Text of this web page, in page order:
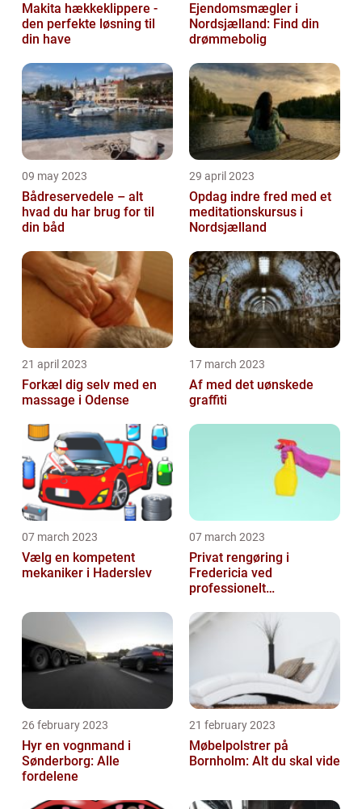
Makita hækkeklippere -
den perfekte løsning til
din have
Ejendomsmægler i
Nordsjælland: Find din
drømmebolig
09 may 2023
Bådreservedele – alt
hvad du har brug for til
din båd
29 april 2023
Opdag indre fred med et
meditationskursus i
Nordsjælland
21 april 2023
Forkæl dig selv med en
massage i Odense
17 march 2023
Af med det uønskede
graffiti
07 march 2023
Vælg en kompetent
mekaniker i Haderslev
07 march 2023
Privat rengøring i
Fredericia ved
professionelt
26 february 2023
Hyr en vognmand i
Sønderborg: Alle
fordelene
21 february 2023
Møbelpolstrer på
Bornholm: Alt du skal vide